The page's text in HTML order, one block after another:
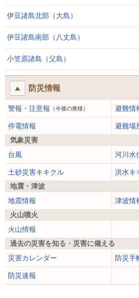
伊豆諸島北部（大島）
伊豆諸島南部（八丈島）
小笠原諸島（父島）
防災情報
警報・注意報 （今後の推移） 避難情
停電情報
避難場
気象災害
台風
河川水
土砂災害キキクル
洪水キ
地震・津波
地震情報
津波情
火山噴火
火山情報
過去の災害を知る・災害に備える
災害カレンダー
防災手
防災速報